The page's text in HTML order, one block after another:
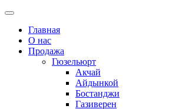
Главная
О нас
Продажа
Гюзельюрт
Акчай
Айдынкой
Бостанджи
Газиверен